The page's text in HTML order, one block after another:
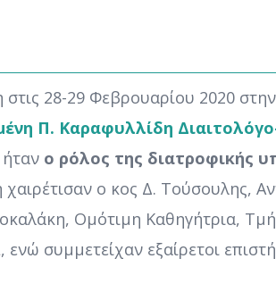
28-29 Φεβρουαρίου 2020
Π. Καραφυλλίδη
ο ρόλος της διατροφικής
ο κος Δ. Τούσουλης,
Ομότιμη Καθηγήτρια,
ενώ συμμετείχαν εξαίρετοι